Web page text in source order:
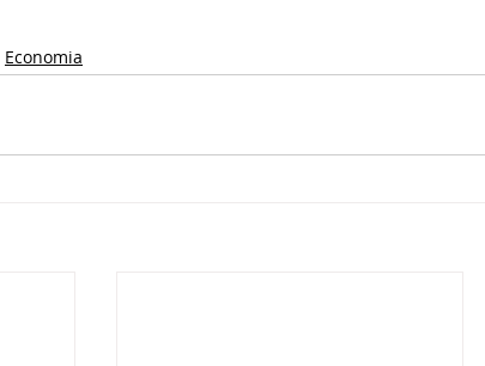
Economia